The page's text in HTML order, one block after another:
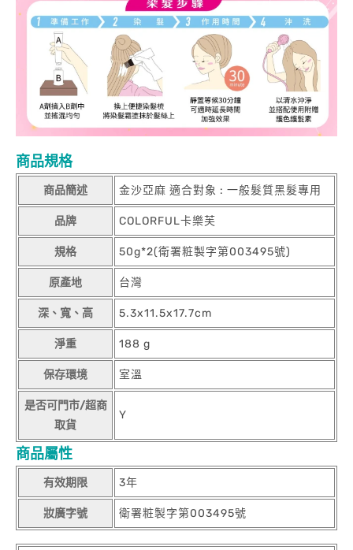
商品規格
商品簡述 金沙亞麻 適合對象 : 一般髮質黑髮專用
品牌 COLORFUL卡樂芙
規格 50g*2(衛署粧製字第003495號)
原產地 台灣
深、寬、高 5.3x11.5x17.7cm
淨重 188 g
保存環境 室溫
是否可門市/超商
取貨
Y
商品屬性
有效期限 3年
妝廣字號 衛署粧製字第003495號